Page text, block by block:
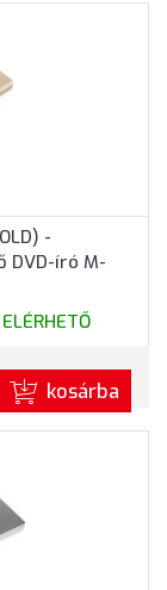
-
DVD-író M-
ELÉRHETŐ
kosárba